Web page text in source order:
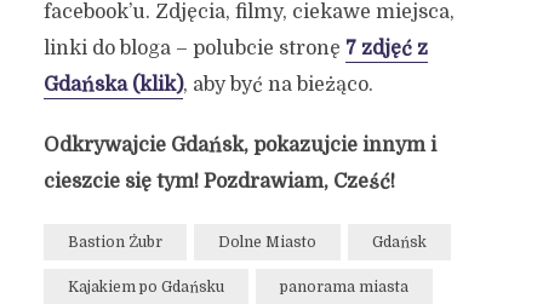
facebook’u. Zdjęcia, filmy, ciekawe miejsca,
linki do bloga – polubcie stronę 7 zdjęć z
Gdańska (klik), aby być na bieżąco.
Odkrywajcie Gdańsk, pokazujcie innym i
cieszcie się tym! Pozdrawiam, Cześć!
Bastion Żubr Dolne Miasto Gdańsk
Kajakiem po Gdańsku panorama miasta